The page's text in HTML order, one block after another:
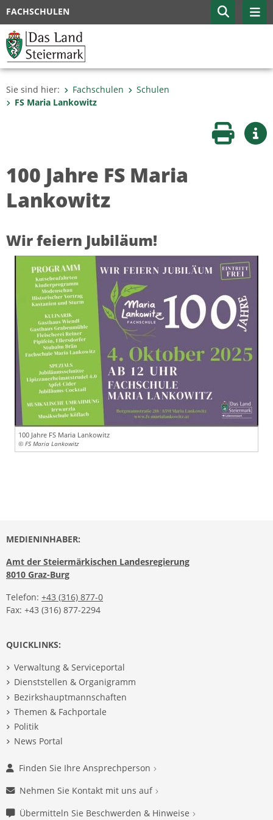
FACHSCHULEN
Sie sind hier: Fachschulen
Schulen
FS Maria Lankowitz
Seite
100 Jahre FS Maria
Lankowitz
Wir feiern Jubiläum!
100 Jahre FS Maria Lankowitz
© FS Maria Lankowitz
MEDIENINHABER:
Amt der Steiermärkischen Landesregierung
8010 Graz-Burg
Telefon: +43 (316) 877-0
Fax: +43 (316) 877-2294
QUICKLINKS:
Verwaltung & Serviceportal
Dienststellen & Organigramm
Bezirkshauptmannschaften
Themen & Fachportale
Politik
News Portal
Finden Sie Ihre Ansprechperson
Nehmen Sie Kontakt mit uns auf
Übermitteln Sie Beschwerden & Hinweise